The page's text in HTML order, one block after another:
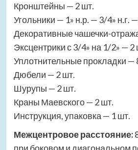
Кронштейны — 2 шт.
Угольники — 1» н.р. — 3/4» н.г.
Декоративные чашечки-
Эксцентрики с 3/4» на 1/2» — 2
Уплотнительные прокладки —
Дюбели — 2 шт.
Шурупы — 2 шт.
Краны Маевского — 2 шт.
Инструкция, упаковка — 1 шт.
Межцентровое расстояние: